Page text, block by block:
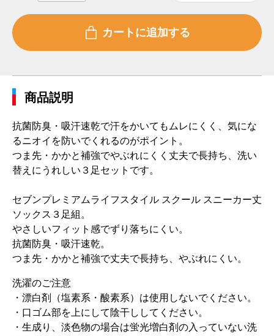
商品説明
抗菌防臭・吸汗速乾で汗をかいてもムレにくく、気にな
るニオイを防いでくれるのがポイント。
つま先・かかと補強でやぶれにくく丈夫で長持ち、洗い
替えにうれしい３足セットです。
セブンプレミアムライフスタイル スクール スニーカー丈
ソックス３足組。
やさしいフィット感でずり落ちにくい。
抗菌防臭・吸汗速乾。
つま先・かかと補強で丈夫で長持ち、やぶれにくい。
洗濯のご注意
・漂白剤（塩素系・酸素系）は使用しないでください。
・口ゴム部を上にして陰干ししてください。
・生成り、淡色物の場合は蛍光増白剤の入っていない洗